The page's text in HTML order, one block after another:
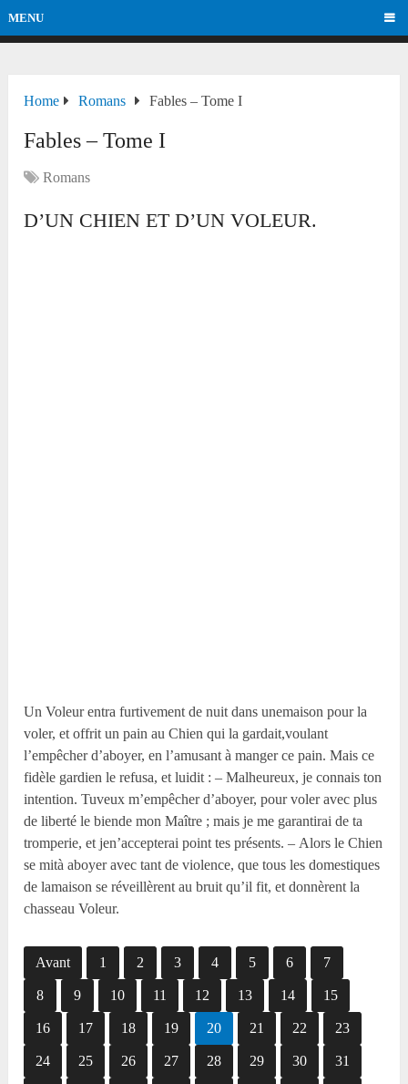
MENU
Home Romans Fables – Tome I
Fables – Tome I
Romans
D’UN CHIEN ET D’UN VOLEUR.
Un Voleur entra furtivement de nuit dans unemaison pour la
voler, et offrit un pain au Chien qui la gardait,voulant
l’empêcher d’aboyer, en l’amusant à manger ce pain. Mais ce
fidèle gardien le refusa, et luidit : – Malheureux, je connais ton
intention. Tuveux m’empêcher d’aboyer, pour voler avec plus
de liberté le biende mon Maître ; mais je me garantirai de ta
tromperie, et jen’accepterai point tes présents. – Alors le Chien
se mità aboyer avec tant de violence, que tous les domestiques
de lamaison se réveillèrent au bruit qu’il fit, et donnèrent la
chasseau Voleur.
Avant 1 2 3 4 5 6 7
8 9 10 11 12 13 14 15
16 17 18 19 20 21 22 23
24 25 26 27 28 29 30 31